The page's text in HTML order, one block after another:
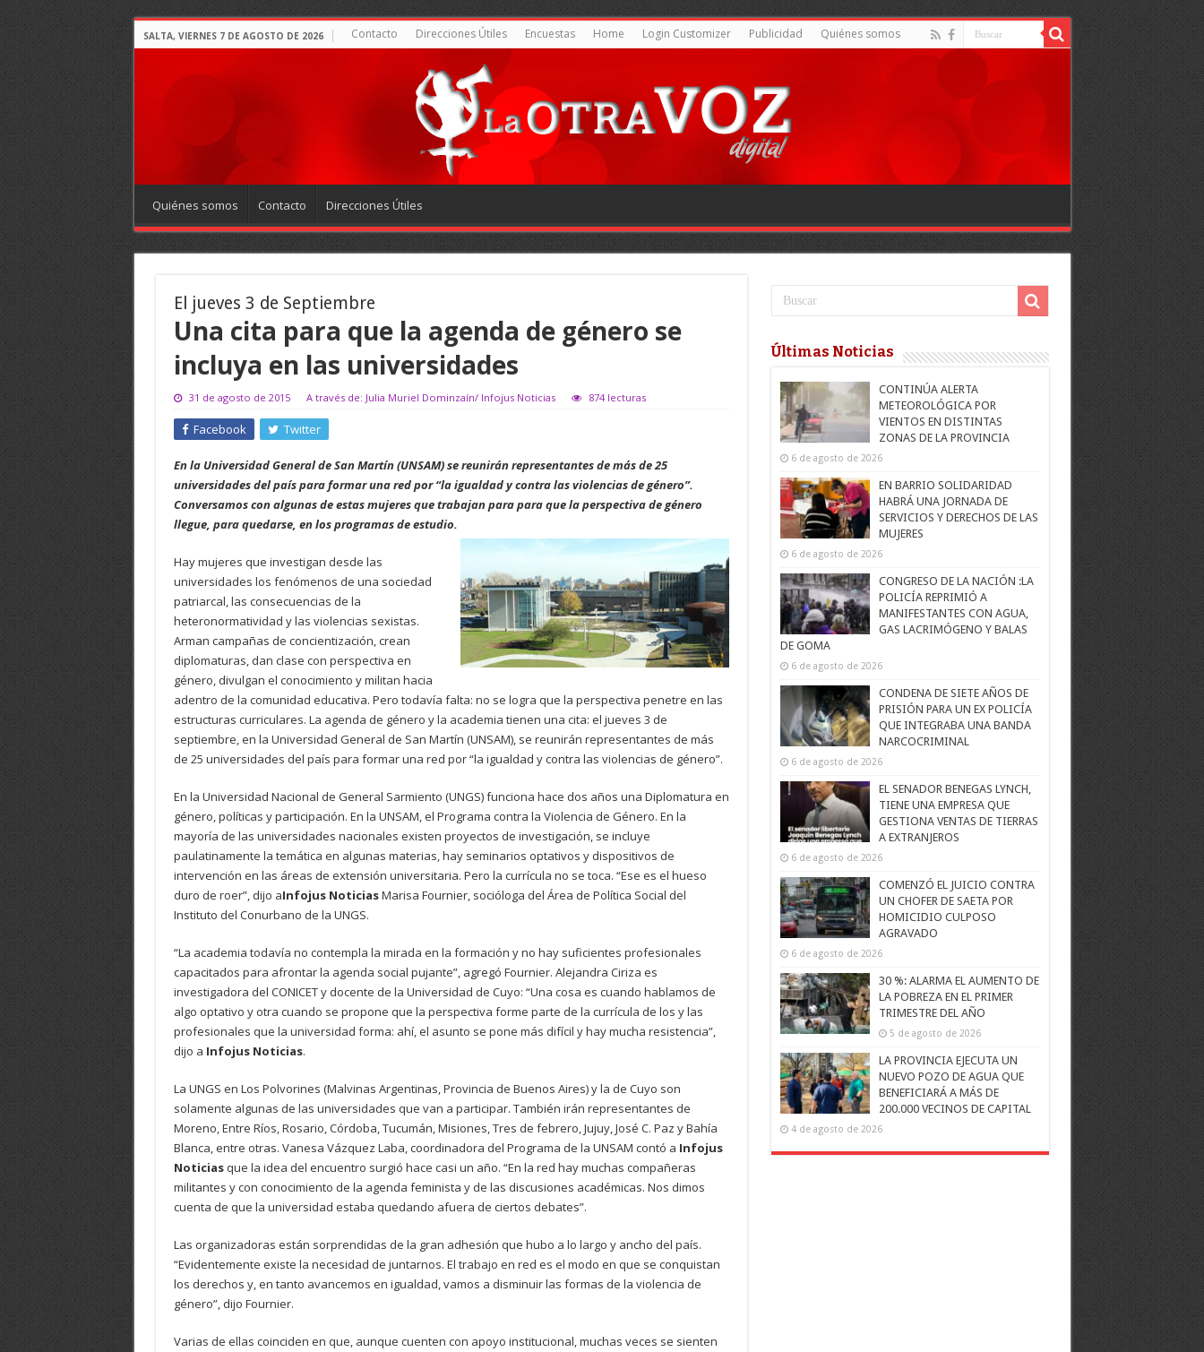
SALTA, VIERNES 7 DE AGOSTO DE 2026 Contacto Direcciones Útiles Encuestas Home Login Customizer Publicidad Quiénes somos
Quiénes somos Contacto Direcciones Útiles
El jueves 3 de Septiembre
Una cita para que la agenda de género se
incluya en las universidades
31 de agosto de 2015 A través de: Julia Muriel Dominzaín/ Infojus Noticias 874 lecturas
Facebook Twitter
En la Universidad General de San Martín (UNSAM) se reunirán representantes de más de 25
universidades del país para formar una red por “la igualdad y contra las violencias de género”.
Conversamos con algunas de estas mujeres que trabajan para para que la perspectiva de género
llegue, para quedarse, en los programas de estudio.
Hay mujeres que investigan desde las
universidades los fenómenos de una sociedad
patriarcal, las consecuencias de la
heteronormatividad y las violencias sexistas.
Arman campañas de concientización, crean
diplomaturas, dan clase con perspectiva en
género, divulgan el conocimiento y militan hacia
adentro de la comunidad educativa. Pero todavía falta: no se logra que la perspectiva penetre en las
estructuras curriculares. La agenda de género y la academia tienen una cita: el jueves 3 de
septiembre, en la Universidad General de San Martín (UNSAM), se reunirán representantes de más
de 25 universidades del país para formar una red por “la igualdad y contra las violencias de género”.
En la Universidad Nacional de General Sarmiento (UNGS) funciona hace dos años una Diplomatura en
género, políticas y participación. En la UNSAM, el Programa contra la Violencia de Género. En la
mayoría de las universidades nacionales existen proyectos de investigación, se incluye
paulatinamente la temática en algunas materias, hay seminarios optativos y dispositivos de
intervención en las áreas de extensión universitaria. Pero la currícula no se toca. “Ese es el hueso
duro de roer”, dijo aInfojus NoticiasMarisa Fournier, socióloga del Área de Política Social del
Instituto del Conurbano de la UNGS.
“La academia todavía no contempla la mirada en la formación y no hay suficientes profesionales
capacitados para afrontar la agenda social pujante”, agregó Fournier. Alejandra Ciriza es
investigadora del CONICET y docente de la Universidad de Cuyo: “Una cosa es cuando hablamos de
algo optativo y otra cuando se propone que la perspectiva forme parte de la currícula de los y las
profesionales que la universidad forma: ahí, el asunto se pone más difícil y hay mucha resistencia”,
dijo a Infojus Noticias.
La UNGS en Los Polvorines (Malvinas Argentinas, Provincia de Buenos Aires) y la de Cuyo son
solamente algunas de las universidades que van a participar. También irán representantes de
Moreno, Entre Ríos, Rosario, Córdoba, Tucumán, Misiones, Tres de febrero, Jujuy, José C. Paz y Bahía
Blanca, entre otras. Vanesa Vázquez Laba, coordinadora del Programa de la UNSAM contó a Infojus
Noticiasque la idea del encuentro surgió hace casi un año. “En la red hay muchas compañeras
militantes y con conocimiento de la agenda feminista y de las discusiones académicas. Nos dimos
cuenta de que la universidad estaba quedando afuera de ciertos debates”.
Las organizadoras están sorprendidas de la gran adhesión que hubo a lo largo y ancho del país.
“Evidentemente existe la necesidad de juntarnos. El trabajo en red es el modo en que se conquistan
los derechos y, en tanto avancemos en igualdad, vamos a disminuir las formas de la violencia de
género”, dijo Fournier.
Varias de ellas coinciden en que, aunque cuenten con apoyo institucional, muchas veces se sienten
Últimas Noticias
CONTINÚA ALERTA
METEOROLÓGICA POR
VIENTOS EN DISTINTAS
ZONAS DE LA PROVINCIA
6 de agosto de 2026
EN BARRIO SOLIDARIDAD
HABRÁ UNA JORNADA DE
SERVICIOS Y DERECHOS DE LAS
MUJERES
6 de agosto de 2026
CONGRESO DE LA NACIÓN :LA
POLICÍA REPRIMIÓ A
MANIFESTANTES CON AGUA,
GAS LACRIMÓGENO Y BALAS
DE GOMA
6 de agosto de 2026
CONDENA DE SIETE AÑOS DE
PRISIÓN PARA UN EX POLICÍA
QUE INTEGRABA UNA BANDA
NARCOCRIMINAL
6 de agosto de 2026
EL SENADOR BENEGAS LYNCH,
TIENE UNA EMPRESA QUE
GESTIONA VENTAS DE TIERRAS
A EXTRANJEROS
6 de agosto de 2026
COMENZÓ EL JUICIO CONTRA
UN CHOFER DE SAETA POR
HOMICIDIO CULPOSO
AGRAVADO
6 de agosto de 2026
30 %: ALARMA EL AUMENTO DE
LA POBREZA EN EL PRIMER
TRIMESTRE DEL AÑO
5 de agosto de 2026
LA PROVINCIA EJECUTA UN
NUEVO POZO DE AGUA QUE
BENEFICIARÁ A MÁS DE
200.000 VECINOS DE CAPITAL
4 de agosto de 2026